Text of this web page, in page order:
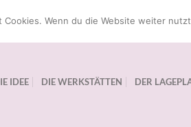
IDEE DIE WERKSTÄTTEN DER
Cookies. Wenn du die Website weiter